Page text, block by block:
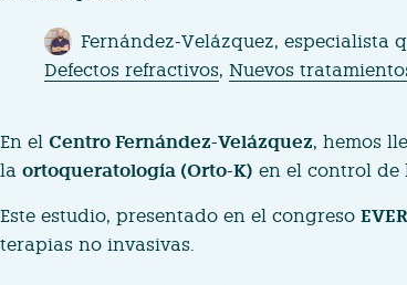
Fernández-Velázquez, especialista
Defectos refractivos, Nuevos
En el Centro Fernández-Velázquez, hemos
la ortoqueratología (Orto-K) en el control de
Este estudio, presentado en el congreso
terapias no invasivas.